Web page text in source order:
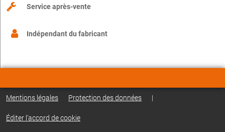
Service après-vente
Indépendant du fabricant
Mentions légales Protection des données |
Éditer l'accord de cookie